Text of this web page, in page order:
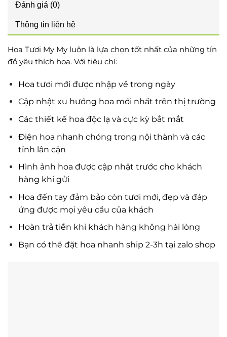
Đánh giá (0)
Thông tin liên hệ
Hoa Tươi My My luôn là lựa chọn tốt nhất của những tín
đồ yêu thích hoa. Với tiêu chí:
Hoa tươi mới được nhập về trong ngày
Cập nhật xu hướng hoa mới nhất trên thị trường
Các thiết kế hoa độc lạ và cực kỳ bắt mắt
Điện hoa nhanh chóng trong nội thành và các
tỉnh lân cận
Hình ảnh hoa được cập nhật trước cho khách
hàng khi gửi
Hoa đến tay đảm bảo còn tươi mới, đẹp và đáp
ứng được mọi yêu cầu của khách
Hoàn trả tiền khi khách hàng không hài lòng
Bạn có thể đặt hoa nhanh ship 2-3h tại zalo shop